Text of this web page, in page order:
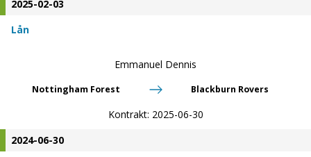
2025-02-03
Lån
Emmanuel Dennis
Nottingham Forest Blackburn Rovers
Kontrakt: 2025-06-30
2024-06-30